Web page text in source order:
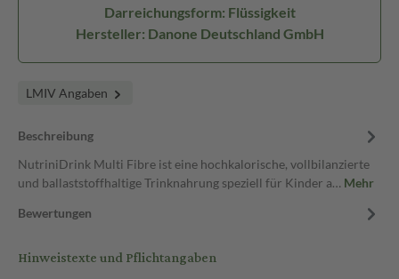
Darreichungsform: Flüssigkeit
Hersteller: Danone Deutschland GmbH
LMIV Angaben
Beschreibung
NutriniDrink Multi Fibre ist eine hochkalorische, vollbilanzierte
und ballaststoffhaltige Trinknahrung speziell für Kinder a… Mehr
Bewertungen
Hinweistexte und Pflichtangaben